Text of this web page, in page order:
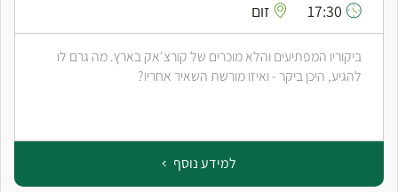
זום
ביקוריו המפתיעים והלא מוכרים של קורצ'אק בארץ. מה גרם לו
להגיע, היכן ביקר - ואיזו מורשת השאיר אחריו?
למידע נוסף